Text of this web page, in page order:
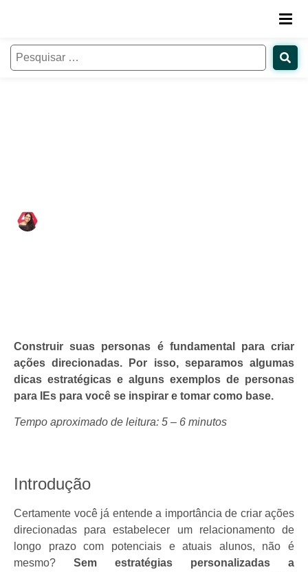
Construir suas personas é fundamental para criar
ações direcionadas. Por isso, separamos algumas
dicas estratégicas e alguns exemplos de personas
para IEs para você se inspirar e tomar como base.
Tempo aproximado de leitura: 5 – 6 minutos
Introdução
Certamente você já entende a importância de criar ações
direcionadas para estabelecer um relacionamento de
longo prazo com potenciais e atuais alunos, não é
mesmo? Sem estratégias personalizadas a